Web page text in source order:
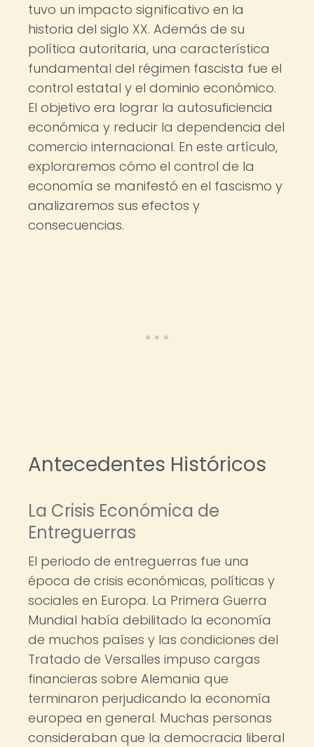
tuvo un impacto significativo en la
historia del siglo XX. Además de su
política autoritaria, una característica
fundamental del régimen fascista fue el
control estatal y el dominio económico.
El objetivo era lograr la autosuficiencia
económica y reducir la dependencia del
comercio internacional. En este artículo,
exploraremos cómo el control de la
economía se manifestó en el fascismo y
analizaremos sus efectos y
consecuencias.
Antecedentes Históricos
La Crisis Económica de
Entreguerras
El periodo de entreguerras fue una
época de crisis económicas, políticas y
sociales en Europa. La Primera Guerra
Mundial había debilitado la economía
de muchos países y las condiciones del
Tratado de Versalles impuso cargas
financieras sobre Alemania que
terminaron perjudicando la economía
europea en general. Muchas personas
consideraban que la democracia liberal